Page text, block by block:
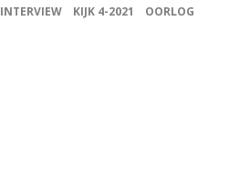
INTERVIEW KIJK 4-2021
OORLOG